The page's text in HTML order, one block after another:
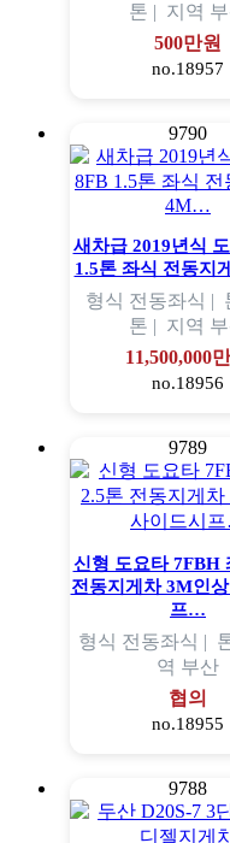
톤 | 지역
500만원
no.18957
9790
새차급 2019년식
1.5톤 좌식 전동지
형식 전동좌식 |
톤 | 지역
11,500,000
no.18956
9789
신형 도요타 7FBH
전동지게차 3M인상
프…
형식 전동좌식 |
역 부산
협의
no.18955
9788